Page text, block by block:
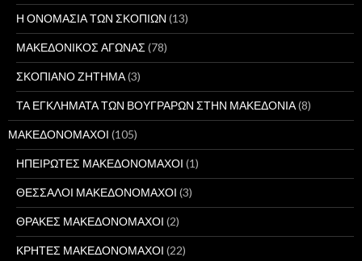
Η ΟΝΟΜΑΣΙΑ ΤΩΝ ΣΚΟΠΙΩΝ (13)
ΜΑΚΕΔΟΝΙΚΟΣ ΑΓΩΝΑΣ (78)
ΣΚΟΠΙΑΝΟ ΖΗΤΗΜΑ(3)
ΤΑ ΕΓΚΛΗΜΑΤΑ ΤΩΝ ΒΟΥΓΡΑΡΩΝ ΣΤΗΝ ΜΑΚΕΔΟΝΙΑ(8)
ΜΑΚΕΔΟΝΟΜΑΧΟΙ (105)
ΗΠΕΙΡΩΤΕΣ ΜΑΚΕΔΟΝΟΜΑΧΟΙ (1)
ΘΕΣΣΑΛΟΙ ΜΑΚΕΔΟΝΟΜΑΧΟΙ (3)
ΘΡΑΚΕΣ ΜΑΚΕΔΟΝΟΜΑΧΟΙ (2)
ΚΡΗΤΕΣ ΜΑΚΕΔΟΝΟΜΑΧΟΙ (22)